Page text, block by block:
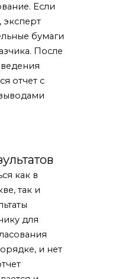
Если
эксперт
бумаги
После
отчет с
как в
так и
для
и нет